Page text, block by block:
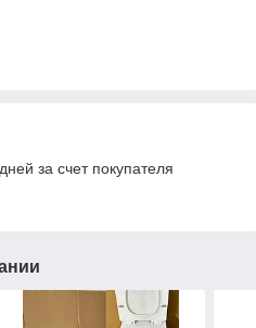
за счет покупателя